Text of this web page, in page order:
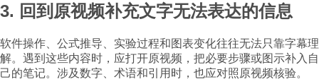
3. 回到原视频补充文字无法表达的信息
软件操作、公式推导、实验过程和图表变化往往无法只靠字幕理
解。遇到这些内容时，应打开原视频，把必要步骤或图示补入自
己的笔记。涉及数字、术语和引用时，也应对照原视频核验。